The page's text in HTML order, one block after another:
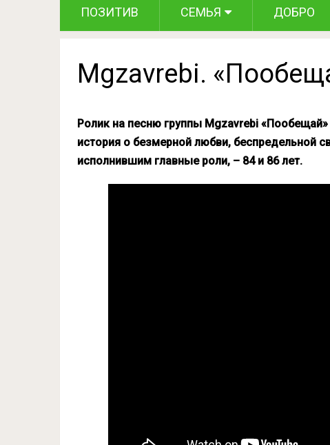
ПОЗИТИВ СЕМЬЯ ДОБРО
Mgzavrebi.
Ролик на песню группы Mgzavrebi
история о безмерной любви, беспредельной
исполнившим главные роли, – 84 и 86 лет.